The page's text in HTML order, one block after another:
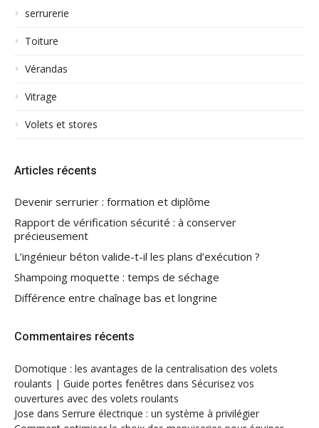
serrurerie
Toiture
Vérandas
Vitrage
Volets et stores
Articles récents
Devenir serrurier : formation et diplôme
Rapport de vérification sécurité : à conserver
précieusement
L’ingénieur béton valide-t-il les plans d’exécution ?
Shampoing moquette : temps de séchage
Différence entre chaînage bas et longrine
Commentaires récents
Domotique : les avantages de la centralisation des volets
roulants | Guide portes fenêtres dans Sécurisez vos
ouvertures avec des volets roulants
Jose dans Serrure électrique : un système à privilégier